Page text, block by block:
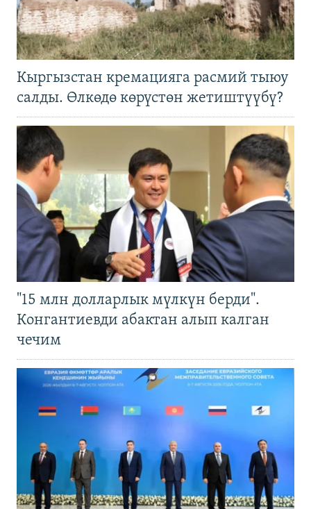
Кыргызстан кремацияга расмий тыюу
салды. Өлкөдө көрүстөн жетиштүүбү?
"15 млн долларлык мүлкүн берди".
Конгантиевди абактан алып калган
чечим